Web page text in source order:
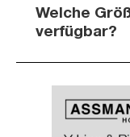
Welche
verfügbar?